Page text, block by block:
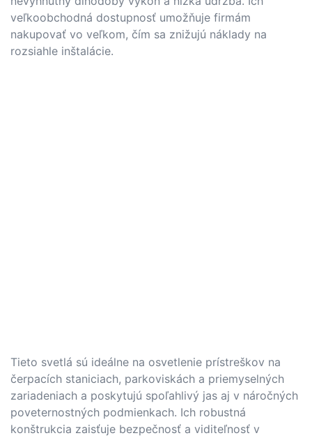
veľkoobchodná dostupnosť umožňuje firmám
nakupovať vo veľkom, čím sa znižujú náklady na
rozsiahle inštalácie.
Tieto svetlá sú ideálne na osvetlenie prístreškov na
čerpacích staniciach, parkoviskách a priemyselných
zariadeniach a poskytujú spoľahlivý jas aj v náročných
poveternostných podmienkach. Ich robustná
konštrukcia zaisťuje bezpečnosť a viditeľnosť v